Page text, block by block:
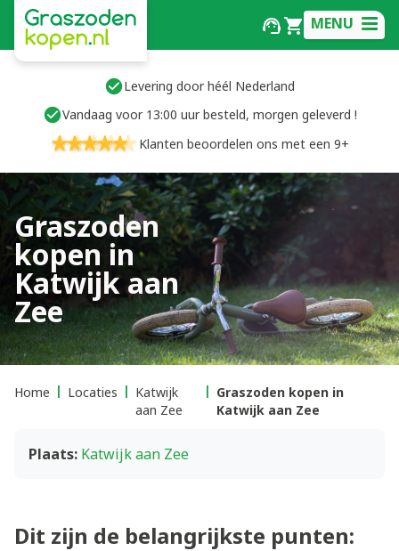
MENU
Levering door héél Nederland
Vandaag voor 13:00 uur besteld, morgen geleverd !
Klanten beoordelen ons met een 9+
Graszoden
kopen in
Katwijk aan
Zee
Home Locaties
Katwijk
aan Zee
Graszoden kopen in
Katwijk aan Zee
Plaats: Katwijk aan Zee
Dit zijn de belangrijkste punten: